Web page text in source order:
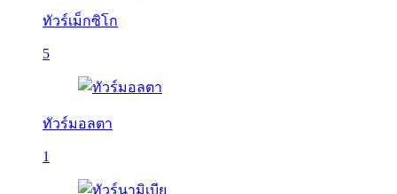
ทัวร์เม็กซิโก
5
ทัวร์มอลตา
1